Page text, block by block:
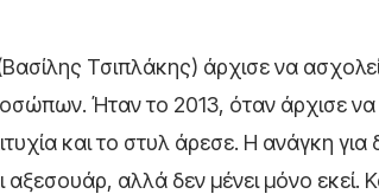
Τσιπλάκης) άρχισε να
Ήταν το 2013, όταν άρχισε να
και το στυλ άρεσε. Η ανάγκη για
αξεσουάρ, αλλά δεν μένει μόνο